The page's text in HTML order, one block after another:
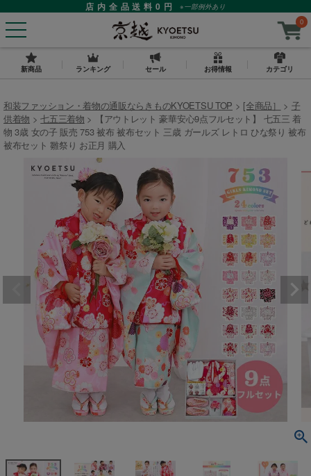
店内全品送料0円
※一部例外あり
0
新商品 ランキング セール お得情報 カテゴリ
和装ファッション・着物の通販ならきものKYOETSU TOP [全商品］
子
供着物
七五三着物
【アウトレット 豪華安心9点フルセット】 七五三 着
物 3歳 女の子 販売 753 被布 被布セット 三歳 ガールズ レトロ ひな祭り 被布
被布セット 雛祭り お正月 購入